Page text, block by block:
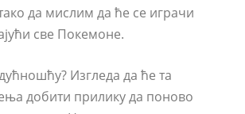
да мислим да ће се играчи
све Покемоне.
Изгледа да ће та
добити прилику да поново